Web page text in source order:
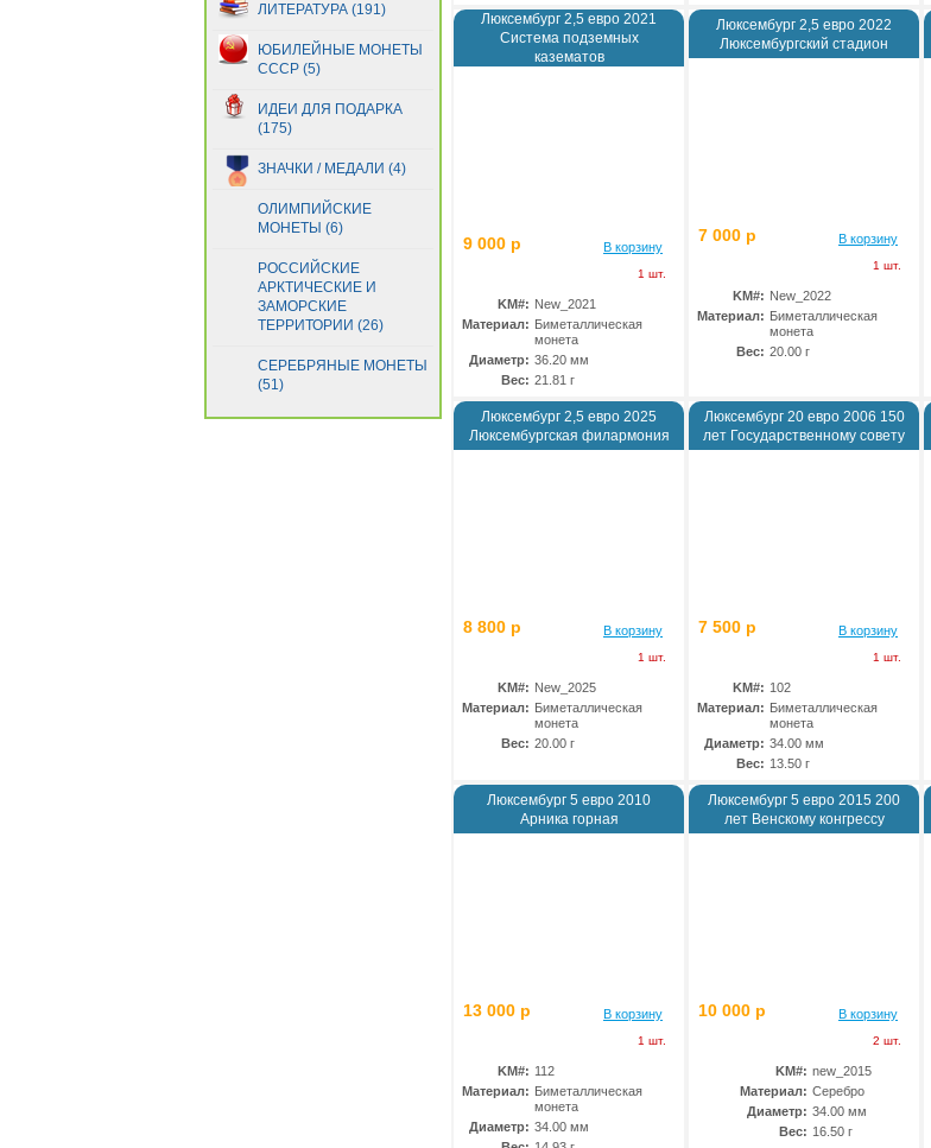
ЛИТЕРАТУРА (191)
ЮБИЛЕЙНЫЕ МОНЕТЫ
СССР (5)
ИДЕИ ДЛЯ ПОДАРКА
(175)
ЗНАЧКИ / МЕДАЛИ (4)
ОЛИМПИЙСКИЕ
МОНЕТЫ (6)
РОССИЙСКИЕ
АРКТИЧЕСКИЕ И
ЗАМОРСКИЕ
ТЕРРИТОРИИ (26)
СЕРЕБРЯНЫЕ МОНЕТЫ
(51)
Люксембург 2,5 евро 2021
Система подземных
казематов
9 000 р В корзину
1 шт.
KM#: New_2021
Материал: Биметаллическая
монета
Диаметр: 36.20 мм
Вес: 21.81 г
Люксембург 2,5 евро 2022
Люксембургский стадион
7 000 р В корзину
1 шт.
KM#: New_2022
Материал: Биметаллическая
монета
Вес: 20.00 г
Люксембург 2,5 евро 2025
Люксембургская филармония
8 800 р В корзину
1 шт.
KM#: New_2025
Материал: Биметаллическая
монета
Вес: 20.00 г
Люксембург 20 евро 2006 150
лет Государственному совету
7 500 р В корзину
1 шт.
KM#: 102
Материал: Биметаллическая
монета
Диаметр: 34.00 мм
Вес: 13.50 г
Люксембург 5 евро 2010
Арника горная
13 000 р В корзину
1 шт.
KM#: 112
Материал: Биметаллическая
монета
Диаметр: 34.00 мм
Люксембург 5 евро 2015 200
лет Венскому конгрессу
10 000 р В корзину
2 шт.
KM#: new_2015
Материал: Серебро
Диаметр: 34.00 мм
Вес: 16.50 г